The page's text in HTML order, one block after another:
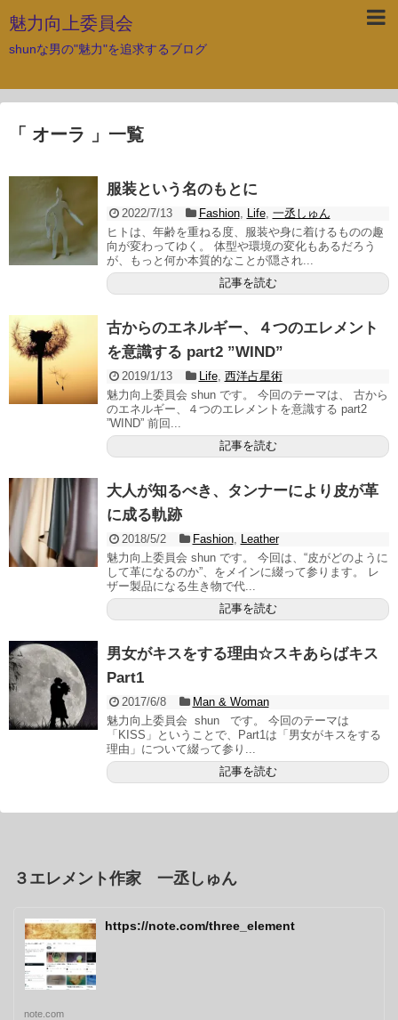
魅力向上委員会
shunな男の"魅力"を追求するブログ
「 オーラ 」一覧
服装という名のもとに
2022/7/13 Fashion, Life, 一丞しゅん
ヒトは、年齢を重ねる度、服装や身に着けるものの趣
向が変わってゆく。 体型や環境の変化もあるだろう
が、もっと何か本質的なことが隠され...
記事を読む
古からのエネルギー、４つのエレメント
を意識する part2 ”WIND”
2019/1/13 Life, 西洋占星術
魅力向上委員会 shun です。 今回のテーマは、 古から
のエネルギー、４つのエレメントを意識する part2
”WIND” 前回...
記事を読む
大人が知るべき、タンナーにより皮が革
に成る軌跡
2018/5/2 Fashion,
Leather
魅力向上委員会 shun です。 今回は、“皮がどのように
して革になるのか”、をメインに綴って参ります。 レ
ザー製品になる生き物で代...
記事を読む
男女がキスをする理由☆スキあらばキス
Part1
2017/6/8
Man & Woman
魅力向上委員会 shun です。 今回のテーマは
「KISS」ということで、Part1は「男女がキスをする
理由」について綴って参り...
記事を読む
３エレメント作家 一丞しゅん
https://note.com/three_element
note.com